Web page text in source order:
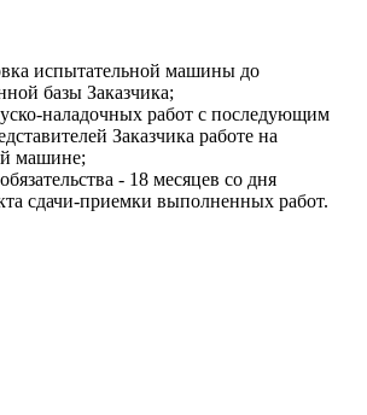
испытательной машины до
базы Заказчика;
наладочных работ с последующим
Заказчика работе на
машине;
- 18 месяцев со дня
сдачи-приемки выполненных работ.